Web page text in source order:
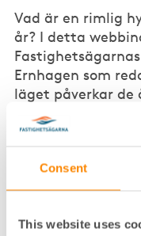
Consent
This website uses
Vad är en rimlig
år? I detta
Ernhagen som
läget påverkar de